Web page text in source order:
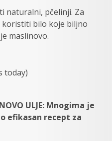
naturalni, pčelinji. Za
bilo koje biljno
maslinovo.
today)
ULJE: Mnogima je
efikasan recept za